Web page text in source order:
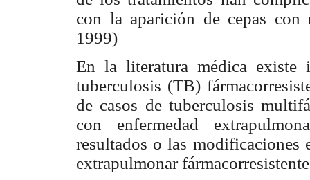
con la aparición de cepas con
1999)
En la literatura médica existe
tuberculosis (TB)
de casos de tuberculosis
con enfermedad
resultados o las
extrapulmonar